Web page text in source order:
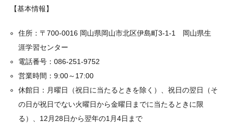
【基本情報】
住所：〒700-0016 岡山県岡山市北区伊島町3-1-1 岡山県生
涯学習センター
電話番号：086-251-9752
営業時間：9:00～17:00
休館日：月曜日（祝日に当たるときを除く）、祝日の翌日（そ
の日が祝日でない火曜日から金曜日までに当たるときに限
る）、12月28日から翌年の1月4日まで